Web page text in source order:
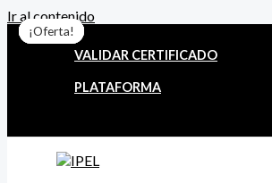
Ir al contenido
VALIDAR CERTIFICADO
PLATAFORMA
¡Oferta!
¡Oferta!
¡Oferta!
¡Oferta!
¡Oferta!
¡Oferta!
¡Oferta!